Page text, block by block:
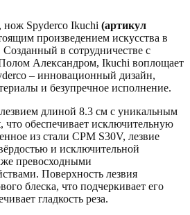
Spyderco Ikuchi (артикул
произведением искусства в
в сотрудничестве с
Александром, Ikuchi воплощает
– инновационный дизайн,
и безупречное исполнение.
длиной 8.3 см с уникальным
обеспечивает исключительную
из стали CPM S30V, лезвие
и исключительной
превосходными
Поверхность лезвия
блеска, что подчеркивает его
гладкость реза.